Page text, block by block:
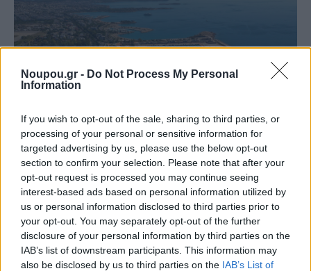
Noupou.gr - Do Not Process My Personal
Information
If you wish to opt-out of the sale, sharing to third parties, or
processing of your personal or sensitive information for
targeted advertising by us, please use the below opt-out
section to confirm your selection. Please note that after your
opt-out request is processed you may continue seeing
interest-based ads based on personal information utilized by
us or personal information disclosed to third parties prior to
your opt-out. You may separately opt-out of the further
disclosure of your personal information by third parties on the
IAB’s list of downstream participants. This information may
also be disclosed by us to third parties on the IAB’s List of
REAL ESTATE
Τι γίνεται με τις μαρίνες των νοτίων προαστίων